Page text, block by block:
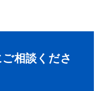
相談くださ